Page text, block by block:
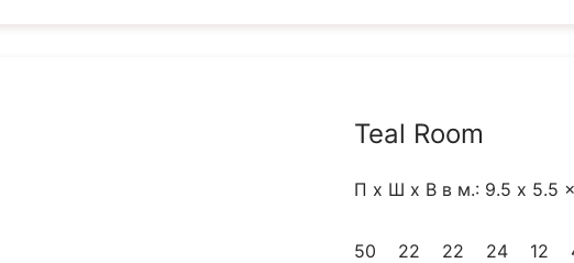
Teal Room
П x Ш x В в м.: 9.5 x 5.5
50 22 22 24 12